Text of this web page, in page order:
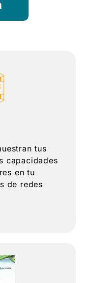
tus
capacidades
en tu
de redes